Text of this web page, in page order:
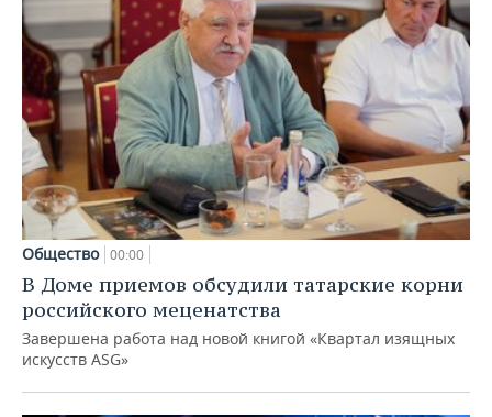
Общество 00:00
В Доме приемов обсудили татарские корни
российского меценатства
Завершена работа над новой книгой «Квартал изящных
искусств ASG»